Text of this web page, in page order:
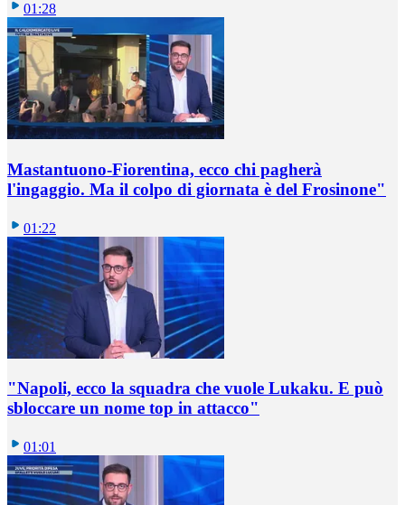
01:28
Mastantuono-Fiorentina, ecco chi pagherà
l'ingaggio. Ma il colpo di giornata è del Frosinone"
01:22
"Napoli, ecco la squadra che vuole Lukaku. E può
sbloccare un nome top in attacco"
01:01